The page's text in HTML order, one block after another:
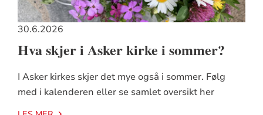
30.6.2026
Hva skjer i Asker kirke i sommer?
I Asker kirkes skjer det mye også i sommer. Følg
med i kalenderen eller se samlet oversikt her